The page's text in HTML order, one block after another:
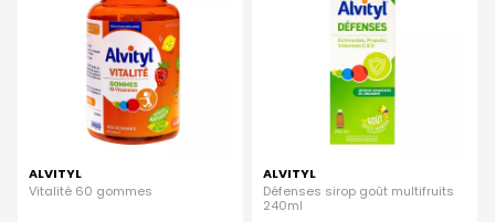
ALVITYL
Vitalité 60 gommes
ALVITYL
Défenses sirop goût multifruits
240ml